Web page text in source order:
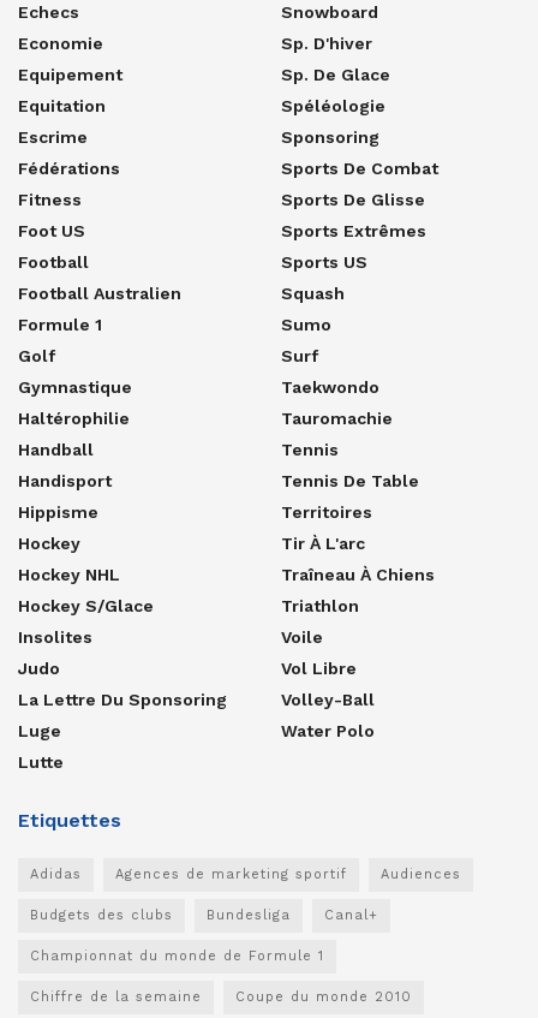
Echecs
Economie
Equipement
Equitation
Escrime
Fédérations
Fitness
Foot US
Football
Football Australien
Formule 1
Golf
Gymnastique
Haltérophilie
Handball
Handisport
Hippisme
Hockey
Hockey NHL
Hockey S/glace
Insolites
Judo
La Lettre Du Sponsoring
Luge
Lutte
Snowboard
Sp. D'hiver
Sp. De Glace
Spéléologie
Sponsoring
Sports De Combat
Sports De Glisse
Sports Extrêmes
Sports US
Squash
Sumo
Surf
Taekwondo
Tauromachie
Tennis
Tennis De Table
Territoires
Tir À L'arc
Traîneau À Chiens
Triathlon
Voile
Vol Libre
Volley-Ball
Water Polo
Etiquettes
Adidas Agences de marketing sportif Audiences
Budgets des clubs Bundesliga Canal+
Championnat du monde de Formule 1
Chiffre de la semaine Coupe du monde 2010